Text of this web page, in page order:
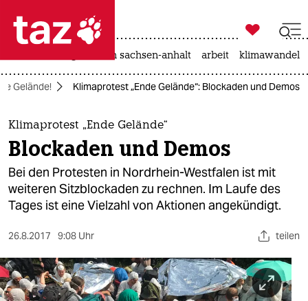
 taz zahl ich
taz zahl ich
themen
politik
öko
gesellschaft
sport

taz zahl ich
landtagswahl in sachsen-anhalt arbeit klimawandel
Gelände! Klimaprotest „Ende Gelände“: Blockaden und Demos
Klimaprotest „Ende Gelände“
Blockaden und Demos
Bei den Protesten in Nordrhein-Westfalen ist mit
weiteren Sitzblockaden zu rechnen. Im Laufe des
Tages ist eine Vielzahl von Aktionen angekündigt.
26.8.2017 9:08 Uhr teilen